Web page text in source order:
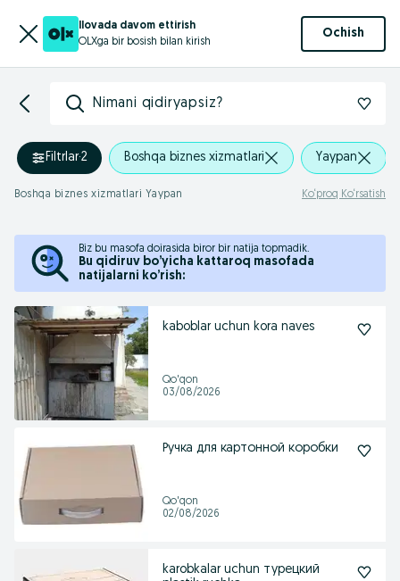
Ilovada davom ettirish
OLXga bir bosish bilan kirish
Ochish
Nimani qidiryapsiz?
Filtrlar·2 Boshqa biznes xizmatlari Yaypan
Boshqa biznes xizmatlari Yaypan Ko‘proq Ko‘rsatish
Biz bu masofa doirasida biror bir natija topmadik.
Bu qidiruv bo’yicha kattaroq masofada
natijalarni ko’rish:
kaboblar uchun kora naves
Qo'qon
03/08/2026
Ручка для картонной коробки
Qo'qon
02/08/2026
karobkalar uchun турецкий